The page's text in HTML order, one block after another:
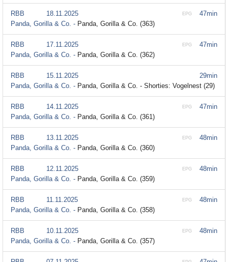
47min
EPG
RBB
18.11.2025
Panda, Gorilla & Co. - Panda, Gorilla & Co. (363)
47min
EPG
RBB
17.11.2025
Panda, Gorilla & Co. - Panda, Gorilla & Co. (362)
29min
RBB
15.11.2025
Panda, Gorilla & Co. - Panda, Gorilla & Co. - Shorties: Vogelnest (29)
47min
EPG
RBB
14.11.2025
Panda, Gorilla & Co. - Panda, Gorilla & Co. (361)
48min
EPG
RBB
13.11.2025
Panda, Gorilla & Co. - Panda, Gorilla & Co. (360)
48min
EPG
RBB
12.11.2025
Panda, Gorilla & Co. - Panda, Gorilla & Co. (359)
48min
EPG
RBB
11.11.2025
Panda, Gorilla & Co. - Panda, Gorilla & Co. (358)
48min
EPG
RBB
10.11.2025
Panda, Gorilla & Co. - Panda, Gorilla & Co. (357)